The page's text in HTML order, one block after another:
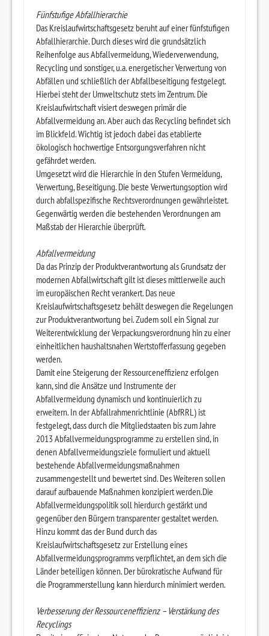
Fünfstufige Abfallhierarchie
Das Kreislaufwirtschaftsgesetz beruht auf einer fünfstufigen
Abfallhierarchie. Durch dieses wird die grundsätzlich
Reihenfolge aus Abfallvermeidung, Wiederverwendung,
Recycling und sonstiger, u.a. energetischer Verwertung von
Abfällen und schließlich der Abfallbeseitigung festgelegt.
Hierbei steht der Umweltschutz stets im Zentrum. Die
Kreislaufwirtschaft visiert deswegen primär die
Abfallvermeidung an. Aber auch das Recycling befindet sich
im Blickfeld. Wichtig ist jedoch dabei das etablierte
ökologisch hochwertige Entsorgungsverfahren nicht
gefährdet werden.
Umgesetzt wird die Hierarchie in den Stufen Vermeidung,
Verwertung, Beseitigung. Die beste Verwertungsoption wird
durch abfallspezifische Rechtsverordnungen gewährleistet.
Gegenwärtig werden die bestehenden Verordnungen am
Maßstab der Hierarchie überprüft.
Abfallvermeidung
Da das Prinzip der Produktverantwortung als Grundsatz der
modernen Abfallwirtschaft gilt ist dieses mittlerweile auch
im europäischen Recht verankert. Das neue
Kreislaufwirtschaftsgesetz behält deswegen die Regelungen
zur Produktverantwortung bei. Zudem soll ein Signal zur
Weiterentwicklung der Verpackungsverordnung hin zu einer
einheitlichen haushaltsnahen Wertstofferfassung gegeben
werden.
Damit eine Steigerung der Ressourceneffizienz erfolgen
kann, sind die Ansätze und Instrumente der
Abfallvermeidung dynamisch und kontinuierlich zu
erweitern. In der Abfallrahmenrichtlinie (AbfRRL) ist
festgelegt, dass durch die Mitgliedstaaten bis zum Jahre
2013 Abfallvermeidungsprogramme zu erstellen sind, in
denen Abfallvermeidungsziele formuliert und aktuell
bestehende Abfallvermeidungsmaßnahmen
zusammengestellt und bewertet sind. Des Weiteren sollen
darauf aufbauende Maßnahmen konzipiert werden.Die
Abfallvermeidungspolitik soll hierdurch gestärkt und
gegenüber den Bürgern transparenter gestaltet werden.
Hinzu kommt das der Bund durch das
Kreislaufwirtschaftsgesetz zur Erstellung eines
Abfallvermeidungsprogramms verpflichtet, an dem sich die
Länder beteiligen können. Der bürokratische Aufwand für
die Programmerstellung kann hierdurch minimiert werden.
Verbesserung der Ressourceneffizienz – Verstärkung des
Recyclings